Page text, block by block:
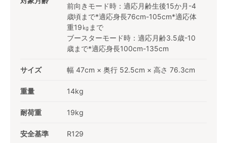
前向きモード時：適応月齢生後15か月-4
歳頃まで*適応身長76cm-105cm*適応体
重19㎏まで
ブースターモード時：適応月齢3.5歳-10
歳まで*適応身長100cm-135cm
サイズ 幅 47cm × 奥行 52.5cm × 高さ 76.3cm
重量 14kg
耐荷重 19kg
安全基準 R129